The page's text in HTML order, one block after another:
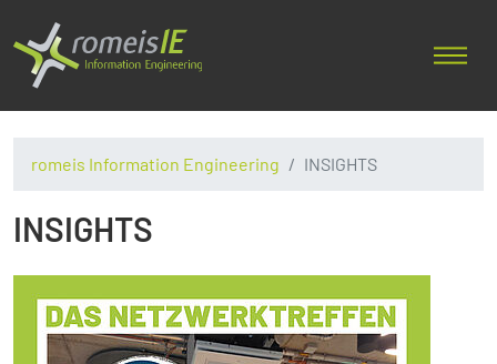
romeis Information Engineering INSIGHTS
INSIGHTS